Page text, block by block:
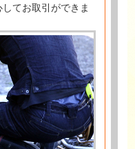
てお取引ができま